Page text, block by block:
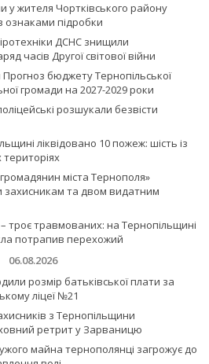
у жителя Чортківського району
ознаками підробки
ДСНС знищили
часів Другої світової війни
бюджету Тернопільської
громади на 2027-2029 роки
розшукали безвісти
ліквідовано 10 пожеж: шість із
міста Тернополя»
захисникам та двом видатним
троє травмованих: на Тернопільщині
потрапив перехожий
06.08.2026
розмір батьківської плати за
ліцеї №21
з Тернопільщини
ретрит у Зарваницю
майна тернополянці загрожує до